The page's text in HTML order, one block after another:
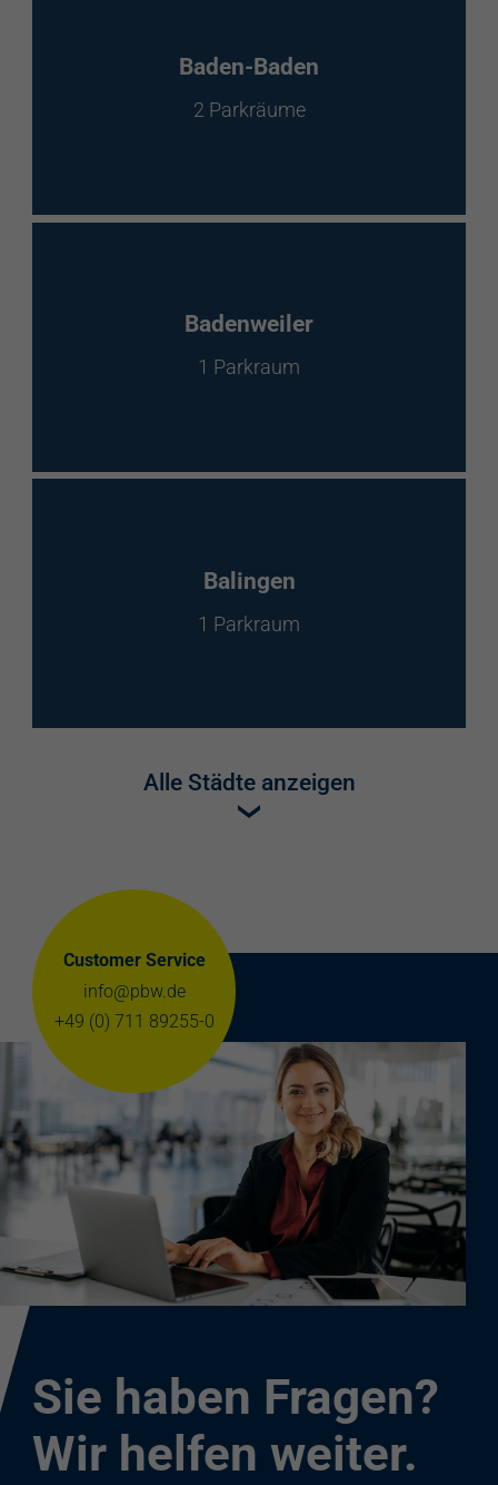
Baden-Baden
2 Parkräume
Badenweiler
1 Parkraum
Balingen
1 Parkraum
Alle Städte anzeigen
Customer Service
info@pbw.de
+49 (0) 711 89255-0
Sie haben Fragen?
Wir helfen weiter.